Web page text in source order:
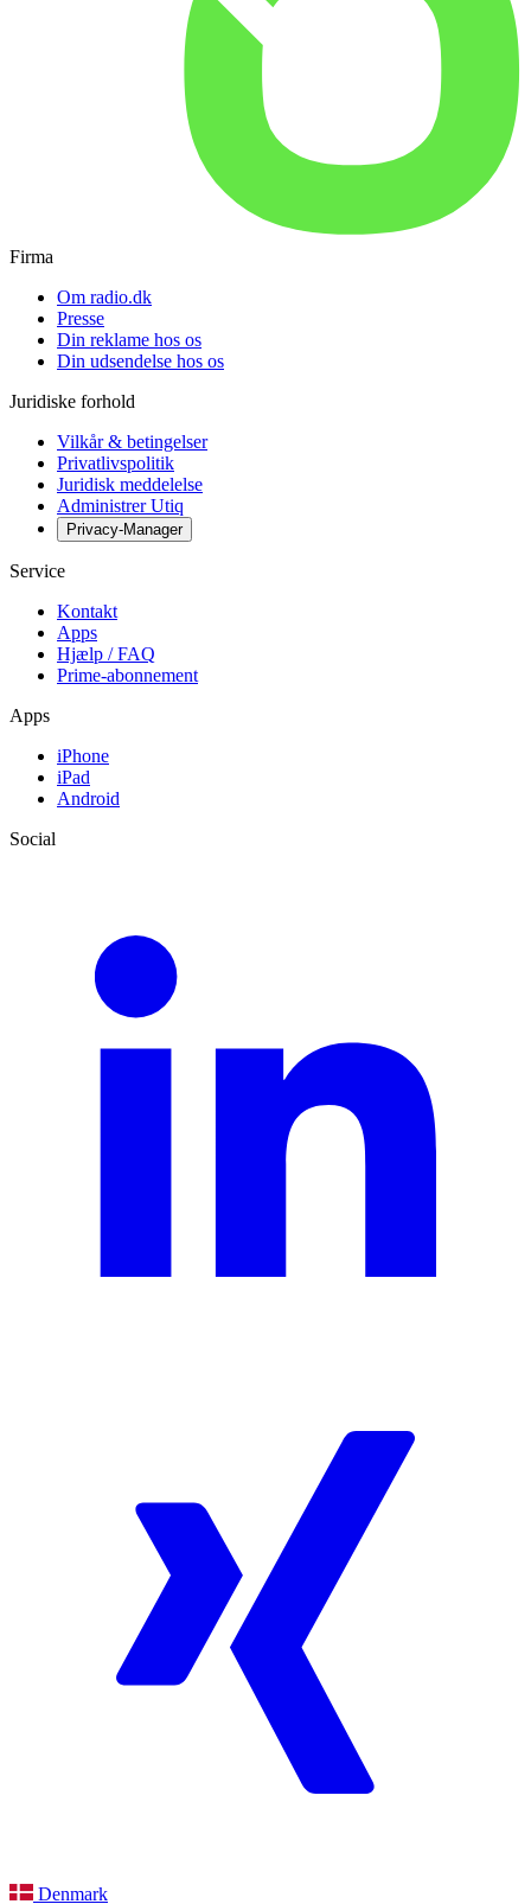
Firma
Om radio.dk
Presse
Din reklame hos os
Din udsendelse hos os
Juridiske forhold
Vilkår & betingelser
Privatlivspolitik
Juridisk meddelelse
Administrer Utiq
Privacy-Manager
Service
Kontakt
Apps
Hjælp / FAQ
Prime-abonnement
Apps
iPhone
iPad
Android
Social
Denmark